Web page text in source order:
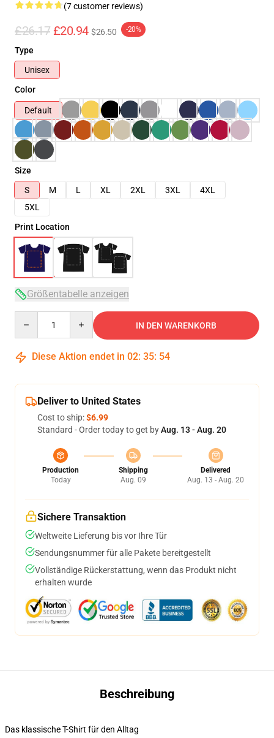
(7 customer reviews)
£26.17 £20.94 $26.50 -20%
Type
Unisex
Color
Default
Size
S
M L XL 2XL 3XL
4XL
5XL
Print Location
Größentabelle anzeigen
IN DEN WARENKORB
Diese Aktion endet in 02: 35: 53
Deliver to United States
Cost to ship:$6.99
Standard - Order today to get byAug. 13 - Aug. 20
Production
Today
Shipping
Aug. 09
Delivered
Aug. 13 - Aug. 20
Sichere Transaktion
Weltweite Lieferung bis vor Ihre Tür
Sendungsnummer für alle Pakete bereitgestellt
Vollständige Rückerstattung, wenn das Produkt nicht
erhalten wurde
Beschreibung
Das klassische T-Shirt für den Alltag